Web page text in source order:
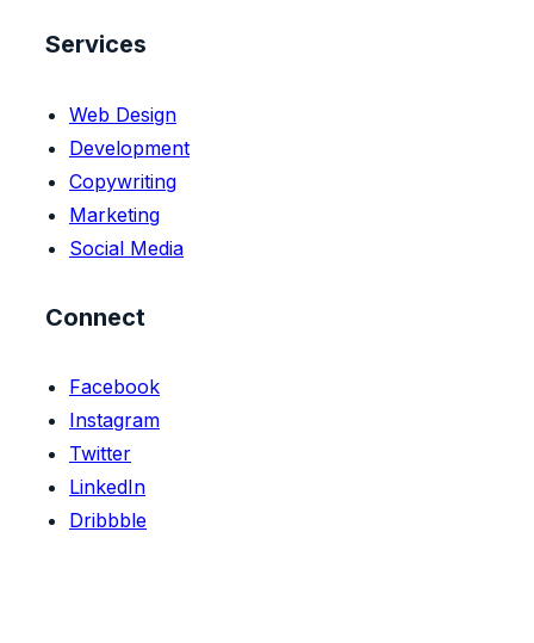
Services
Web Design
Development
Copywriting
Marketing
Social Media
Connect
Facebook
Instagram
Twitter
LinkedIn
Dribbble